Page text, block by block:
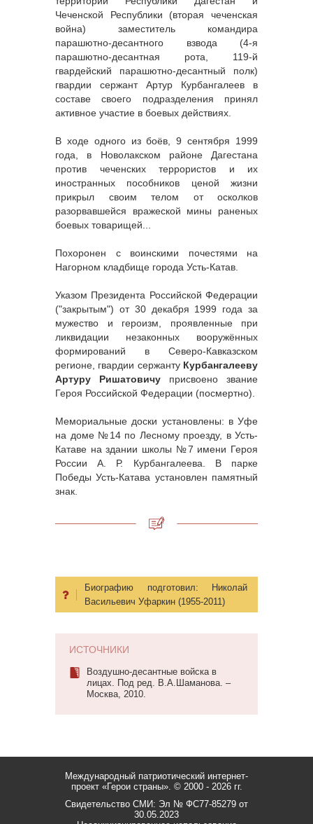
Чеченской Республики (вторая чеченская
война) заместитель командира
парашютно-десантного взвода (4-я
парашютно-десантная рота, 119-й
гвардейский парашютно-десантный полк)
гвардии сержант Артур Курбангалеев в
составе своего подразделения принял
активное участие в боевых действиях.
В ходе одного из боёв, 9 сентября 1999
года, в Новолакском районе Дагестана
против чеченских террористов и их
иностранных пособников ценой жизни
прикрыл своим телом от осколков
разорвавшейся вражеской мины раненых
боевых товарищей...
Похоронен с воинскими почестями на
Нагорном кладбище города Усть-Катав.
Указом Президента Российской Федерации
("закрытым") от 30 декабря 1999 года за
мужество и героизм, проявленные при
ликвидации незаконных вооружённых
формирований в Северо-Кавказском
регионе, гвардии сержанту Курбангалееву
Артуру Ришатовичу присвоено звание
Героя Российской Федерации (посмертно).
Мемориальные доски установлены: в Уфе
на доме №14 по Лесному проезду, в Усть-
Катаве на здании школы №7 имени Героя
России А. Р. Курбангалеева. В парке
Победы Усть-Катава установлен памятный
знак.
Биографию подготовил:
Николай
Васильевич Уфаркин (1955-2011)
ИСТОЧНИКИ
Воздушно-десантные войска в
лицах. Под ред. В.А.Шаманова. –
Москва, 2010.
Международный патриотический интернет-
проект «Герои страны». © 2000 - 2026 гг.
Свидетельство СМИ: Эл № ФС77-85279 от
30.05.2023